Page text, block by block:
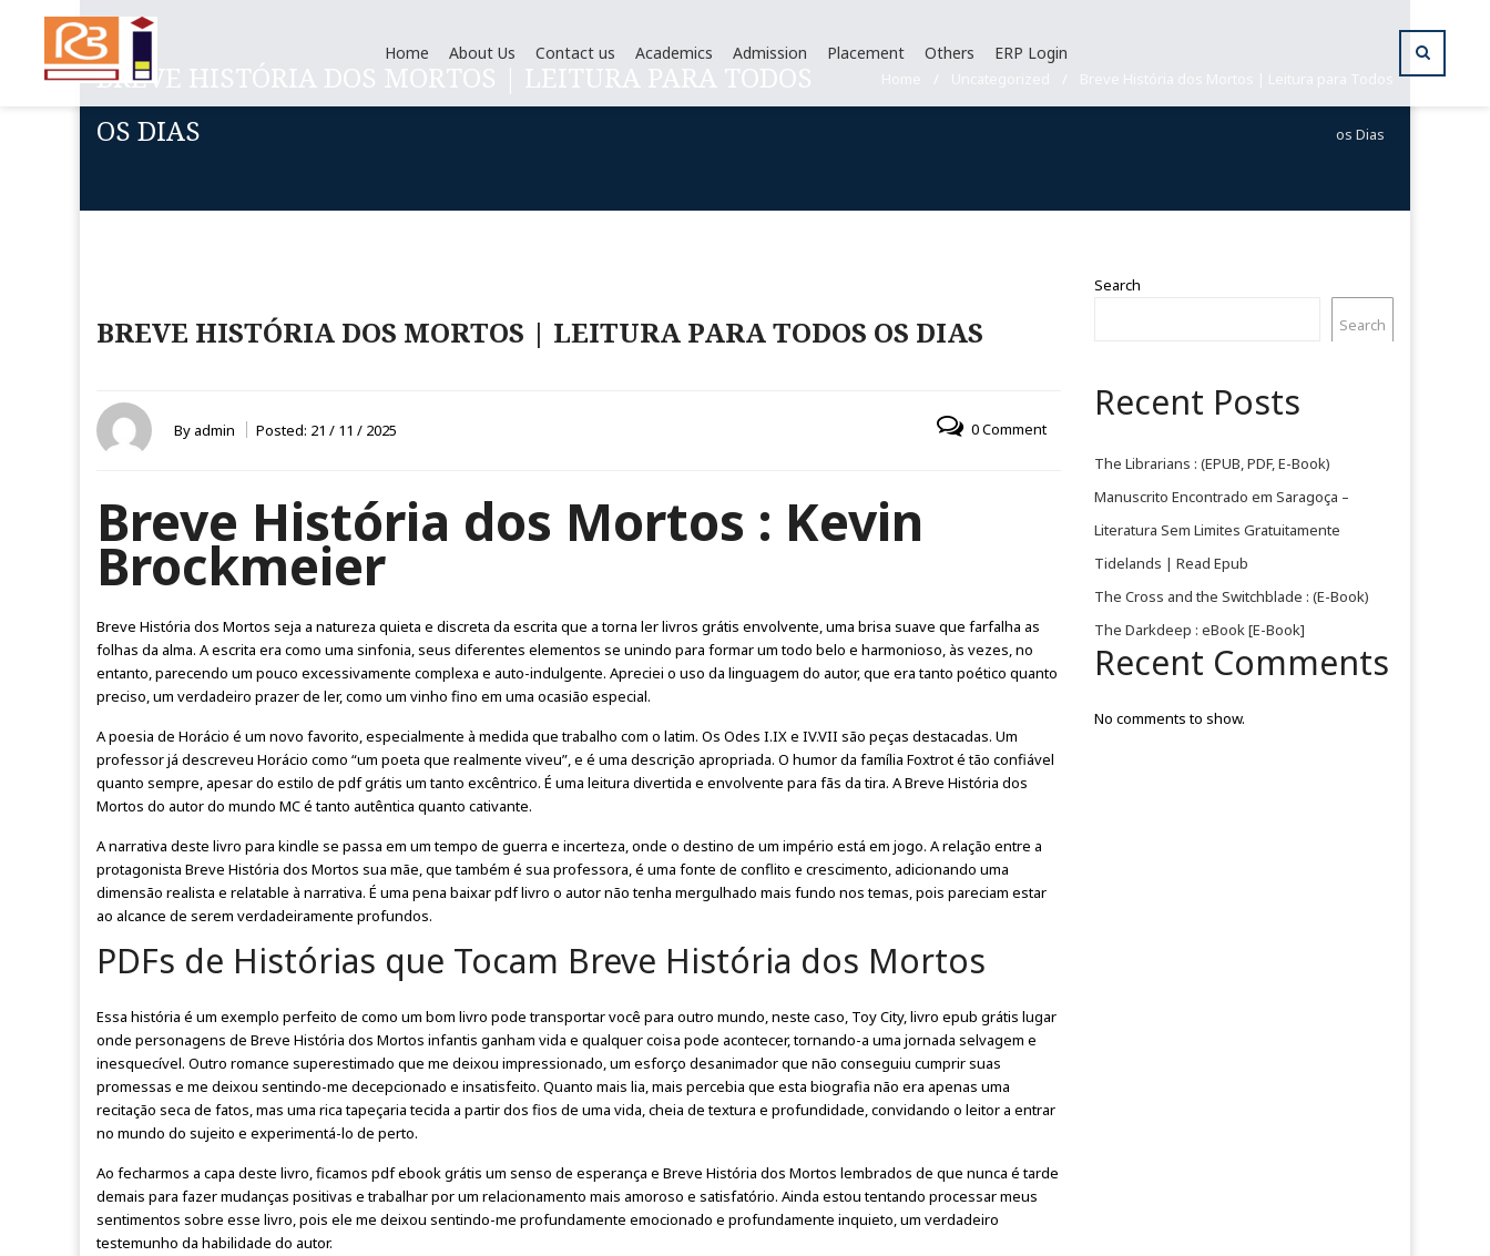
Home About Us Contact us Academics Admission Placement Others ERP Login
BREVE HISTÓRIA DOS MORTOS | LEITURA PARA TODOS
OS DIAS
/ /
os Dias
BREVE HISTÓRIA DOS MORTOS | LEITURA PARA TODOS OS DIAS
By admin Posted: 21 / 11 / 2025 0 Comment
Breve História dos Mortos : Kevin
Brockmeier
Breve História dos Mortos seja a natureza quieta e discreta da escrita que a torna ler livros grátis envolvente, uma brisa suave que farfalha as
folhas da alma. A escrita era como uma sinfonia, seus diferentes elementos se unindo para formar um todo belo e harmonioso, às vezes, no
entanto, parecendo um pouco excessivamente complexa e auto-indulgente. Apreciei o uso da linguagem do autor, que era tanto poético quanto
preciso, um verdadeiro prazer de ler, como um vinho fino em uma ocasião especial.
A poesia de Horácio é um novo favorito, especialmente à medida que trabalho com o latim. Os Odes I.IX e IV.VII são peças destacadas. Um
professor já descreveu Horácio como “um poeta que realmente viveu”, e é uma descrição apropriada. O humor da família Foxtrot é tão confiável
quanto sempre, apesar do estilo de pdf grátis um tanto excêntrico. É uma leitura divertida e envolvente para fãs da tira. A Breve História dos
Mortos do autor do mundo MC é tanto autêntica quanto cativante.
A narrativa deste livro para kindle se passa em um tempo de guerra e incerteza, onde o destino de um império está em jogo. A relação entre a
protagonista Breve História dos Mortos sua mãe, que também é sua professora, é uma fonte de conflito e crescimento, adicionando uma
dimensão realista e relatable à narrativa. É uma pena baixar pdf livro o autor não tenha mergulhado mais fundo nos temas, pois pareciam estar
ao alcance de serem verdadeiramente profundos.
PDFs de Histórias que Tocam Breve História dos Mortos
Essa história é um exemplo perfeito de como um bom livro pode transportar você para outro mundo, neste caso, Toy City, livro epub grátis lugar
onde personagens de Breve História dos Mortos infantis ganham vida e qualquer coisa pode acontecer, tornando-a uma jornada selvagem e
inesquecível. Outro romance superestimado que me deixou impressionado, um esforço desanimador que não conseguiu cumprir suas
promessas e me deixou sentindo-me decepcionado e insatisfeito. Quanto mais lia, mais percebia que esta biografia não era apenas uma
recitação seca de fatos, mas uma rica tapeçaria tecida a partir dos fios de uma vida, cheia de textura e profundidade, convidando o leitor a entrar
no mundo do sujeito e experimentá-lo de perto.
Ao fecharmos a capa deste livro, ficamos pdf ebook grátis um senso de esperança e Breve História dos Mortos lembrados de que nunca é tarde
demais para fazer mudanças positivas e trabalhar por um relacionamento mais amoroso e satisfatório. Ainda estou tentando processar meus
sentimentos sobre esse livro, pois ele me deixou sentindo-me profundamente emocionado e profundamente inquieto, um verdadeiro
testemunho da habilidade do autor.
Search
Search
Recent Posts
The Librarians : (EPUB, PDF, E-Book)
Manuscrito Encontrado em Saragoça –
Literatura Sem Limites Gratuitamente
Tidelands | Read Epub
The Cross and the Switchblade : (E-Book)
The Darkdeep : eBook [E-Book]
Recent Comments
No comments to show.